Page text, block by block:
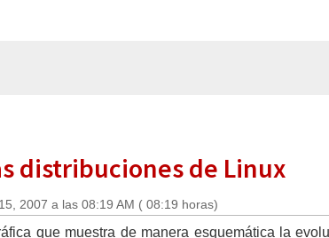
distribuciones de Linux
2007 a las 08:19 AM ( 08:19 horas)
que muestra de manera esquemática la